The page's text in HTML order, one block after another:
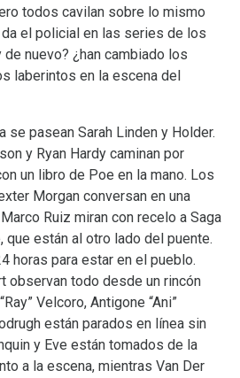
todos cavilan sobre lo mismo
el policial en las series de los
nuevo? ¿han cambiado los
laberintos en la escena del
se pasean Sarah Linden y Holder.
y Ryan Hardy caminan por
un libro de Poe en la mano. Los
Morgan conversan en una
Ruiz miran con recelo a Saga
que están al otro lado del puente.
horas para estar en el pueblo.
observan todo desde un rincón
Velcoro, Antigone “Ani”
están parados en línea sin
y Eve están tomados de la
a la escena, mientras Van Der